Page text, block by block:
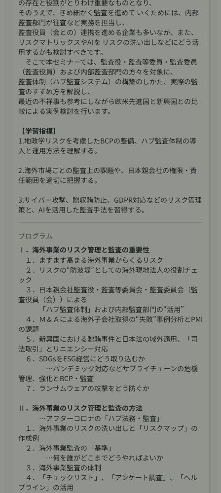
の存在と役割がとりわけ重要なものとなり、
そのうえで、きめ細かく監査を進めて いくためには、内部
監査部門が往査など実務を担当し、
監査役員（会との）連携を進める企業も多いなか、また、
リスクマトリックスやAIを リスクの洗い出しなどにどう活
用するかも検討すべきです。
そこで本セミナーでは、監査役・監査等委員・監査委員
（監査役員）および内部監査部門の方々を対象に、
監査体制（ハブ監査システム）の構築のしかた、実際の監
査のすすめ方を解説し、
最近の不祥事も参考にしながら欧米先進国と新興国との比
較による実例検討を行います。
【学習指標】
1.地政学リスクを考慮したBCPの整備、ハブ監査体制の導
入と運用方法を理解する。
2.海外市場ごとの監査上の課題や、日本親会社の権限・責
任範囲を適切に把握する。
3.サイバー攻撃、贈収賄防止、GDPR対応などのリスク管理
策と、AIを活用した監査手法を習得する。
プログラム
Ⅰ．海外事業のリスク管理と監査の重要性
１．ますます高まる海外事業からくるリスク
２．リスクの“防波堤”としての海外現地法人の役割チェ
ック
３．日本親会社監査役・監査等委員会・監査委員会（監
査役員（会））による
「ハブ監査体制」および内部監査部門の“活用”
４．Ｍ＆Ａによる海外子会社取得の“失敗”事例分析とPMI
の課題
５．新興国における贈賄事件と日本法の域外適用、「司
法取引」とリニエンシー対応
６．SDGsをESG経営にどう取り込むか
…パンデミック対応などサプライチェーンの危機
管理、強化とBCP・監査
７．ランサムウェアの攻撃をどう防ぐか
Ⅱ．海外事業のリスク管理と監査の方法
…アフターコロナの「ハブ法務・監査」
１．海外事業のリスクの洗い出しと「リスクマップ」の
作成例
２．海外事業監査の「基準」
…何を誰がどこまでどうやればよいか
３．海外事業監査の体制
４．「チェックリスト」、「アンケート調査」、「ヘル
プライン」の活用